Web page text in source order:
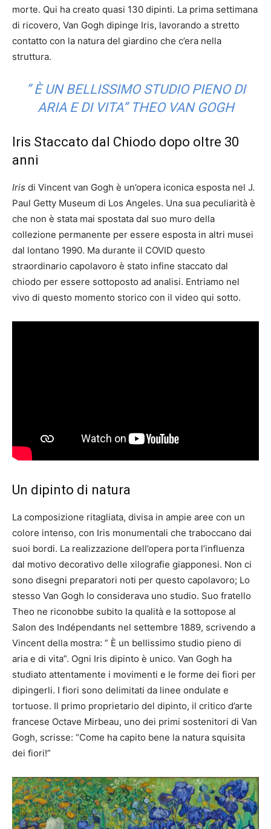
morte. Qui ha creato quasi 130 dipinti. La prima settimana
di ricovero, Van Gogh dipinge Iris, lavorando a stretto
contatto con la natura del giardino che c’era nella
struttura.
” È UN BELLISSIMO STUDIO PIENO DI
ARIA E DI VITA” THEO VAN GOGH
Iris Staccato dal Chiodo dopo oltre 30
anni
Iris di Vincent van Gogh è un’opera iconica esposta nel J.
Paul Getty Museum di Los Angeles. Una sua peculiarità è
che non è stata mai spostata dal suo muro della
collezione permanente per essere esposta in altri musei
dal lontano 1990. Ma durante il COVID questo
straordinario capolavoro è stato infine staccato dal
chiodo per essere sottoposto ad analisi. Entriamo nel
vivo di questo momento storico con il video qui sotto.
Un dipinto di natura
La composizione ritagliata, divisa in ampie aree con un
colore intenso, con Iris monumentali che traboccano dai
suoi bordi. La realizzazione dell’opera porta l’influenza
dal motivo decorativo delle xilografie giapponesi. Non ci
sono disegni preparatori noti per questo capolavoro; Lo
stesso Van Gogh lo considerava uno studio. Suo fratello
Theo ne riconobbe subito la qualità e la sottopose al
Salon des Indépendants nel settembre 1889, scrivendo a
Vincent della mostra: ” È un bellissimo studio pieno di
aria e di vita”. Ogni Iris dipinto è unico. Van Gogh ha
studiato attentamente i movimenti e le forme dei fiori per
dipingerli. I fiori sono delimitati da linee ondulate e
tortuose. Il primo proprietario del dipinto, il critico d’arte
francese Octave Mirbeau, uno dei primi sostenitori di Van
Gogh, scrisse: “Come ha capito bene la natura squisita
dei fiori!”